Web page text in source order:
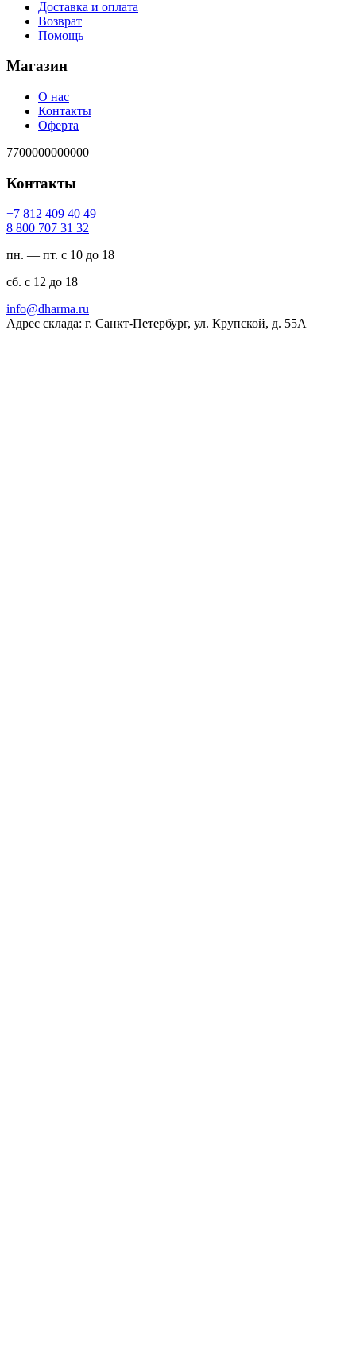
Доставка и оплата
Возврат
Помощь
Магазин
О нас
Контакты
Оферта
7700000000000
Контакты
94 04 904 218 7+
23 13 707 008 8
пн. — пт. с 10 до 18
сб. с 12 до 18
ur.amrahd@ofni
Адрес склада: г. Санкт-Петербург, ул. Крупской, д. 55А